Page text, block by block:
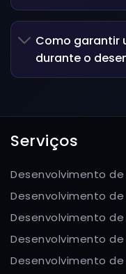
Como garantir
durante o
Serviços
Desenvolvimento
Desenvolvimento
Desenvolvimento
Desenvolvimento
Desenvolvimento